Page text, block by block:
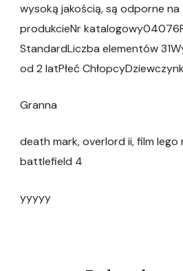
wysoką jakością, są odporne na
produkcieNr
StandardLiczba elementów
od 2 latPłeć
Granna
death mark, overlord ii, film lego
battlefield 4
yyyyy